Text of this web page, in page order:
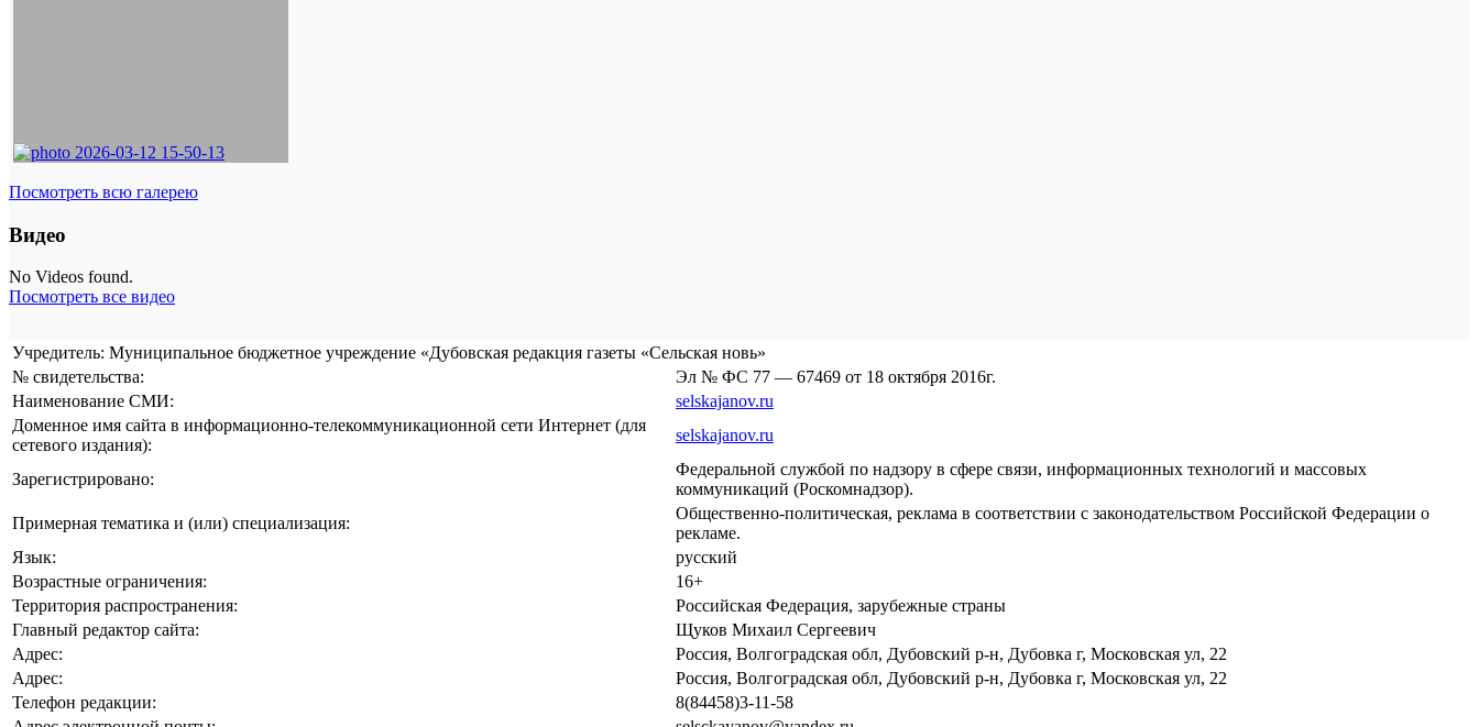
Посмотреть всю галерею
Видео
No Videos found.
Посмотреть все видео
Учредитель: Муниципальное бюджетное учреждение «Дубовская редакция газеты «Сельская новь»
№ свидетельства:
Эл № ФС 77 — 67469 от 18 октября 2016г.
Наименование СМИ:
selskajanov.ru
Доменное имя сайта в информационно-телекоммуникационной сети Интернет (для
сетевого издания):
selskajanov.ru
Зарегистрировано:
Федеральной службой по надзору в сфере связи, информационных технологий и массовых
коммуникаций (Роскомнадзор).
Примерная тематика и (или) специализация:
Общественно-политическая, реклама в соответствии с законодательством Российской Федерации о
рекламе.
Язык:
русский
Возрастные ограничения:
16+
Территория распространения:
Российская Федерация, зарубежные страны
Главный редактор сайта:
Щуков Михаил Сергеевич
Адрес:
Россия, Волгоградская обл, Дубовский р-н, Дубовка г, Московская ул, 22
Адрес:
Россия, Волгоградская обл, Дубовский р-н, Дубовка г, Московская ул, 22
Телефон редакции:
8(84458)3-11-58